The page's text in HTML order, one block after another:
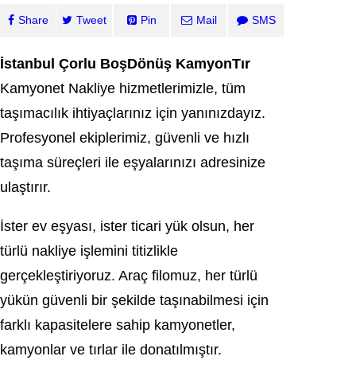
Share Tweet Pin Mail SMS
İstanbul Çorlu BoşDönüş KamyonTır
Kamyonet Nakliye hizmetlerimizle, tüm
taşımacılık ihtiyaçlarınız için yanınızdayız.
Profesyonel ekiplerimiz, güvenli ve hızlı
taşıma süreçleri ile eşyalarınızı adresinize
ulaştırır.
İster ev eşyası, ister ticari yük olsun, her
türlü nakliye işlemini titizlikle
gerçekleştiriyoruz. Araç filomuz, her türlü
yükün güvenli bir şekilde taşınabilmesi için
farklı kapasitelere sahip kamyonetler,
kamyonlar ve tırlar ile donatılmıştır.